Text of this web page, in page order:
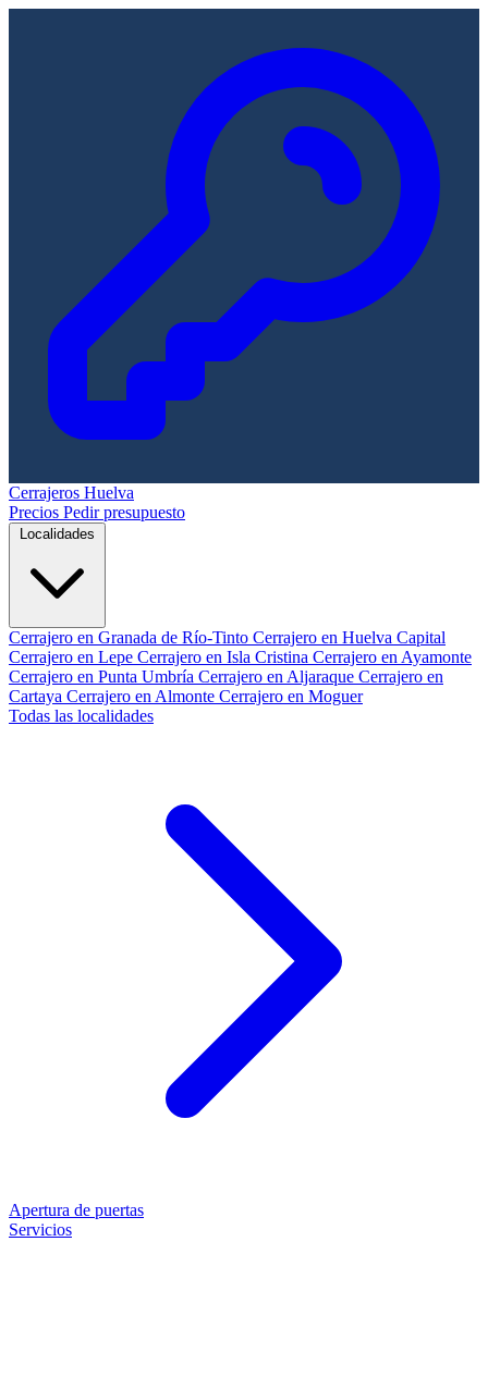
Cerrajeros Huelva
Precios Pedir presupuesto
Localidades
Cerrajero en Granada de Río-Tinto Cerrajero en Huelva Capital
Cerrajero en Lepe Cerrajero en Isla Cristina Cerrajero en Ayamonte
Cerrajero en Punta Umbría Cerrajero en Aljaraque Cerrajero en
Cartaya Cerrajero en Almonte Cerrajero en Moguer
Todas las localidades
Apertura de puertas
Servicios